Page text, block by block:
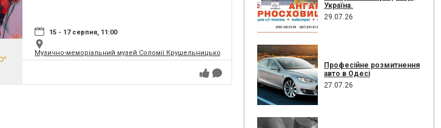
15 - 17 серпня, 11:00
Музично-меморіальний музей Соломії Крушельницької у Львові
Україна.
29.07.26
Професійне розмитнення
авто в Одесі
27.07.26